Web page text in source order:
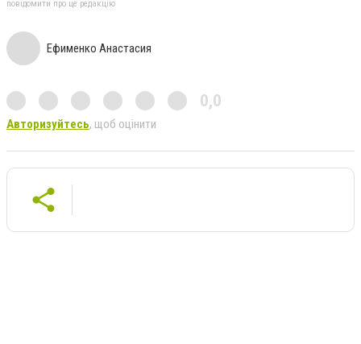
повідомити про це редакцію
Ефименко Анастасия
0,0
Авторизуйтесь, щоб оцінити